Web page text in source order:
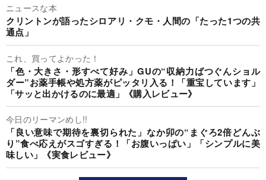
ニュースな本
クリントンが語ったシロアリ・クモ・人間の「たった1つの共
通点」
これ、買ってよかった！
「色・大きさ・形すべて好み」GUの“収納力ばつぐんショル
ダー”お薬手帳や処方薬がピッタリ入る！「重宝しています」
「サッと出かけるのに最適」《購入レビュー》
今日のリーマンめし!!
「良い意味で期待を裏切られた」なか卯の“まぐろ2倍どんぶ
り”食べ応えがスゴすぎる！「お腹いっぱい」「シンプルに美
味しい」《実食レビュー》